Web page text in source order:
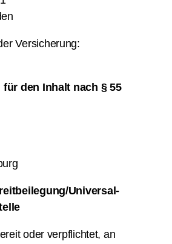
Versicherung:
den Inhalt nach § 55
Universal­
oder verpflichtet, an